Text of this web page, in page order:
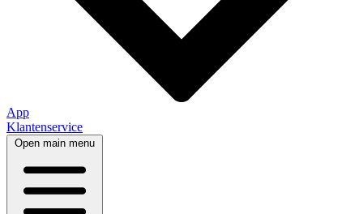
App
Klantenservice
Open main menu